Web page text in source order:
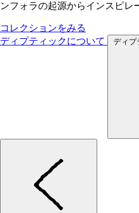
ンフォラの起源からインスピレ
コレクションをみる
ディプティックについて
ディプ